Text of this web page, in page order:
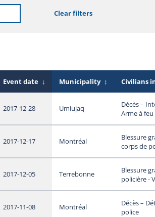
Clear filters
Event date ↓ Municipality ↕ Civilians
2017-12-28 Umiujaq
Décès –
Arme à
2017-12-17 Montréal
Blessure
corps de
2017-12-05 Terrebonne
Blessure
policière -
2017-11-08 Montréal
Décès –
police